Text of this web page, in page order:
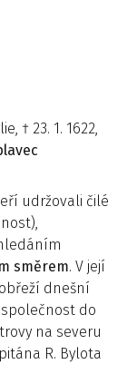
† 23. 1. 1622,
udržovali čilé
směrem. V její
dnešní
společnost do
na severu
R. Bylota